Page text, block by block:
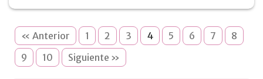
« Anterior 1 2 3 4 5 6 7
8
9
10 Siguiente »